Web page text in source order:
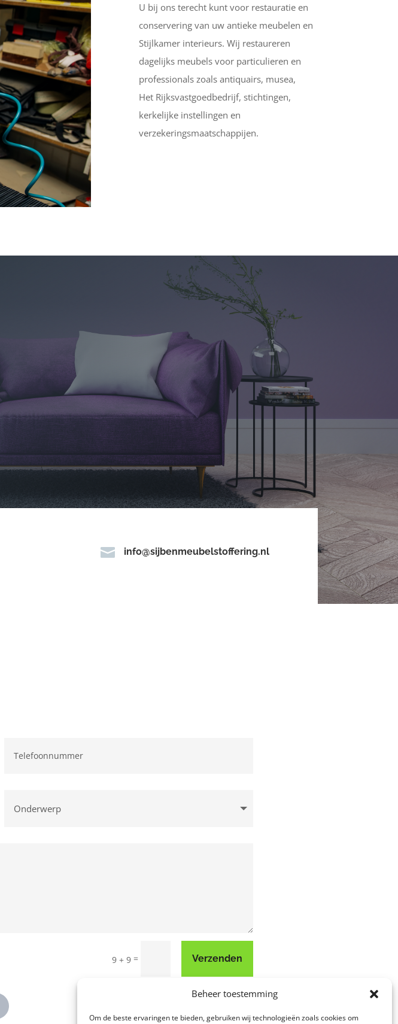
Beheer toestemming
Om de beste ervaringen te bieden, gebruiken wij technologieën zoals cookies om
U bij ons terecht kunt voor restauratie en
conservering van uw antieke meubelen en
Stijlkamer interieurs. Wij restaureren
dagelijks meubels voor particulieren en
professionals zoals antiquairs, musea,
Het Rijksvastgoedbedrijf, stichtingen,
kerkelijke instellingen en
verzekeringsmaatschappijen.
 info@sijbenmeubelstoffering.nl
9 + 9 = Verzenden